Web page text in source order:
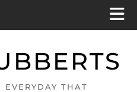
THAT